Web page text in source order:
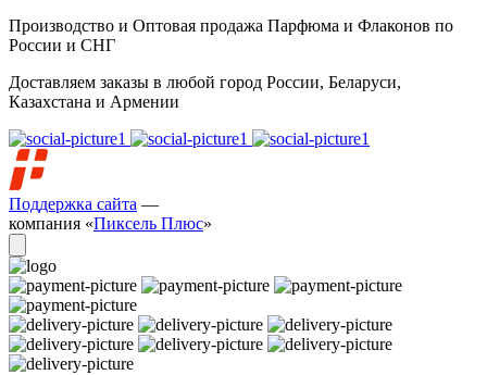
Производство и Оптовая продажа Парфюма и Флаконов по
России и СНГ
Доставляем заказы в любой город России, Беларуси,
Казахстана и Армении
Поддержка сайта —
компания «Пиксель Плюс»